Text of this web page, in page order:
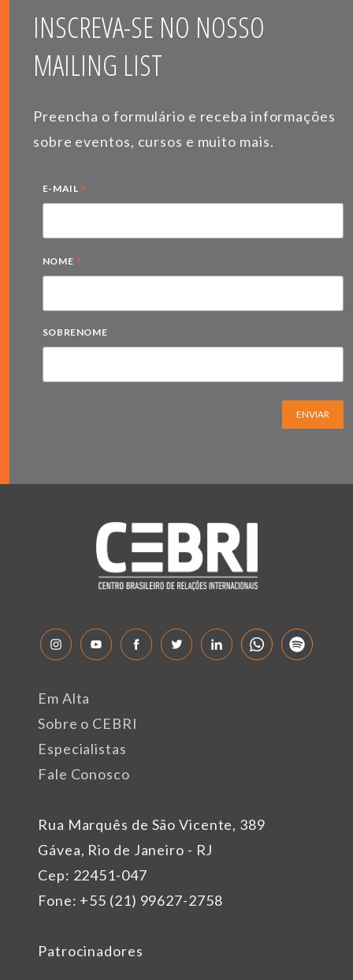
INSCREVA-SE NO NOSSO
MAILING LIST
Preencha o formulário e receba informações
sobre eventos, cursos e muito mais.
E-MAIL *
NOME *
SOBRENOME
ENVIAR
Rua Marquês de São Vicente, 389
Gávea, Rio de Janeiro - RJ
Cep: 22451-047
Fone: +55 (21) 99627-2758
Em Alta
Sobre o CEBRI
Especialistas
Fale Conosco
Patrocinadores